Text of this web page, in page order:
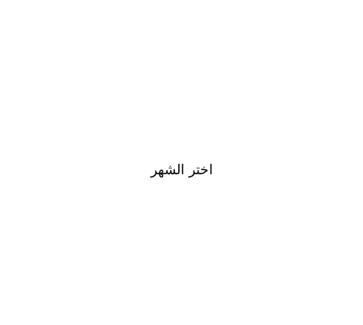
اختر الشهر